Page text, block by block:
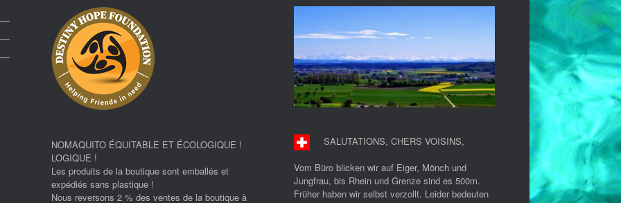
NOMAQUITO ÉQUITABLE ET ÉCOLOGIQUE !
LOGIQUE !
Les produits de la boutique sont emballés et
expédiés sans plastique !
Nous reversons 2 % des ventes de la boutique à
SALUTATIONS, CHERS VOISINS,
Vom Büro blicken wir auf Eiger, Mönch und
Jungfrau, bis Rhein und Grenze sind es 500m.
Früher haben wir selbst verzollt. Leider bedeuten